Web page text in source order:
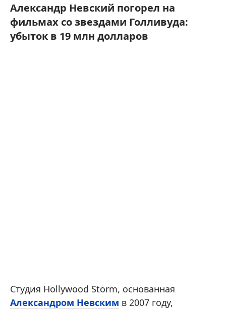
Александр Невский погорел на
фильмах со звездами Голливуда:
убыток в 19 млн долларов
Студия Hollywood Storm, основанная
Александром Невским в 2007 году,